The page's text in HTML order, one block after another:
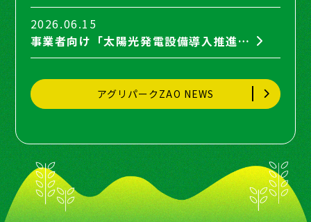
2026.06.15
事業者向け「太陽光発電設備導入推進セミナー」に弊社取締役の間瀬が登壇します。
アグリパークZAO NEWS